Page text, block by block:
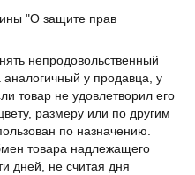
"О защите прав
непродовольственный
у продавца, у
товар не удовлетворил его
размеру или по другим
по назначению.
товара надлежащего
дней, не считая дня